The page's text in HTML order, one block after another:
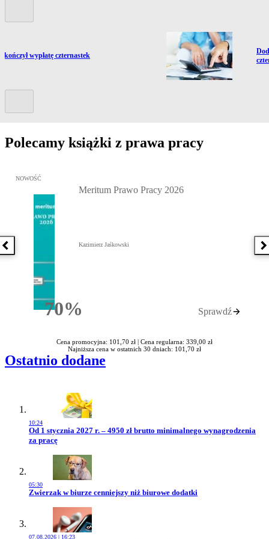
do artykułu:wypłatę czternastek
Polecamy książki z prawa pracy
Poprzednia książka
Przejdź do: Meritum Prawo Pracy 2026, Kazimierz Jaśkowski -
NOWOŚĆ
70%Rabatu
Meritum Prawo Pracy 2026
Kazimierz Jaśkowski
Sprawdź
Cena promocyjna: 101,70 zł | Cena regularna: 339,00 zł
Najniższa cena w ostatnich 30 dniach: 101,70 zł
Ostatnio dodane
10:24
Przejdź do artykułu:
Od 1 stycznia 2027 r. – 4950 zł brutto minimalnego wynagrodzenia
za pracę
05:30
Przejdź do artykułu:
Zwierzak w biurze cenniejszy niż biurowe dodatki
07.08.2026 | 16:23